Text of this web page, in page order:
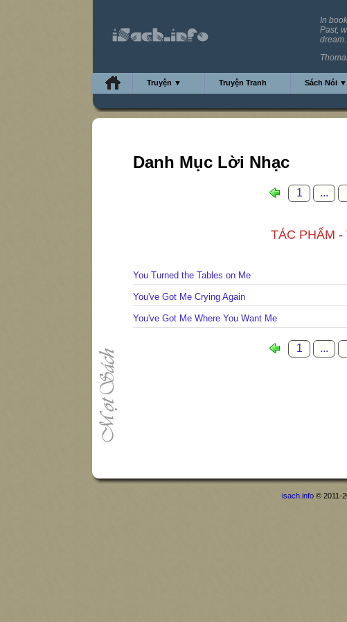
In
Past,
dream.
Truyện ▼ Truyện Tranh Sách Nói ▼
Danh Mục Lời Nhạc
1 ...
TÁC PHẨM -
You Turned the Tables on Me
You've Got Me Crying Again
You've Got Me Where You Want Me
1 ...
isach.info © 2011-